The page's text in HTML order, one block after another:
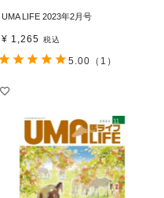
UMA LIFE 2023年2月号
¥ 1,265 税込
5.00 （1）